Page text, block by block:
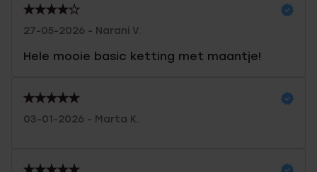
27-05-2026 - Narani V.
Hele mooie basic ketting met maantje!
03-01-2026 - Marta K.